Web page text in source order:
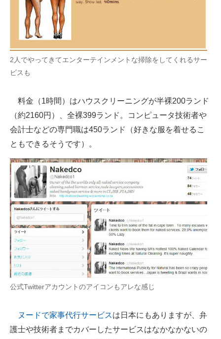
2人でやってきてエンターテインメントな掃除をしてくれるサー
ビスも
料金（1時間）はハウスクリーニングが半裸200ランド
（約2160円）、全裸399ランド。コンピュータ技術者や
会計士などの専門職は450ランド（好きな服を着せるこ
ともできるそうです）。
公式Twitterアカウントのアイコンもアレな感じ
ヌードで家事代行サービスは日本にもありますが、弁
護士や技術者までカバーしたサービスはなかなかないの